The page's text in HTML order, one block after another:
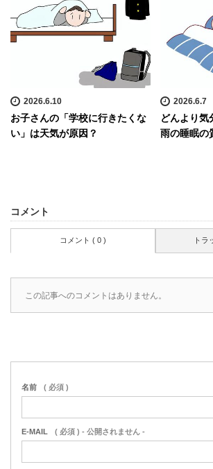
2026.6.10
お子さんの「学校に行きたくな
い」は天気が原因？
2026.6.7
どんより気
雨の睡眠の
コメント
コメント ( 0 ) トラ
この記事へのコメントはありません。
名前 ( 必須 )
E-MAIL ( 必須 ) - 公開されません -